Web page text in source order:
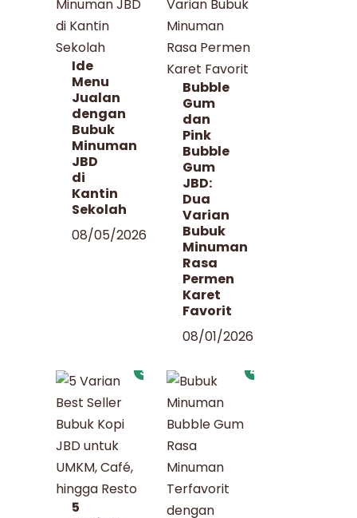
Ide
Menu
Jualan
dengan
Bubuk
Minuman
JBD
di
Kantin
Sekolah
08/05/2026
Bubble
Gum
dan
Pink
Bubble
Gum
JBD:
Dua
Varian
Bubuk
Minuman
Rasa
Permen
Karet
Favorit
08/01/2026
3
5
4